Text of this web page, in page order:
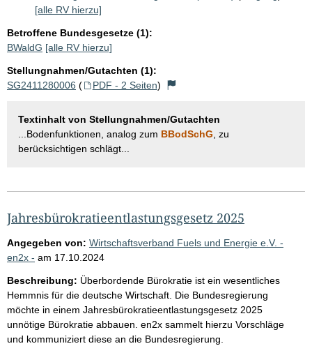
[alle RV hierzu]
Betroffene Bundesgesetze (1):
BWaldG [alle RV hierzu]
Stellungnahmen/Gutachten (1):
SG2411280006 ( PDF - 2 Seiten)
Textinhalt von Stellungnahmen/Gutachten
...Bodenfunktionen, analog zum BBodSchG , zu
berücksichtigen schlägt...
Jahresbürokratieentlastungsgesetz 2025
Angegeben von: Wirtschaftsverband Fuels und Energie e.V. -
en2x - am 17.10.2024
Beschreibung: Überbordende Bürokratie ist ein wesentliches
Hemmnis für die deutsche Wirtschaft. Die Bundesregierung
möchte in einem Jahresbürokratieentlastungsgesetz 2025
unnötige Bürokratie abbauen. en2x sammelt hierzu Vorschläge
und kommuniziert diese an die Bundesregierung.